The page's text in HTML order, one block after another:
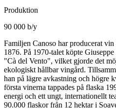
Produktion
90 000 b/y
Familjen Canoso har producerat
1876. På 1970-talet köpte
"Cà del Vento", vilket gjorde det
ekologiskt hållbar vingård.
han på lägre avkastning och högre
första vinerna tappades på flaska
energi och ett ungt, internationellt
90.000 flaskor från 12 hektar i